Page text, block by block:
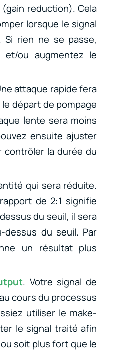
reduction). Cela
lorsque le signal
Si rien ne se passe,
et/ou augmentez le
attaque rapide fera
départ de pompage
lente sera moins
ensuite ajuster
contrôler la durée du
qui sera réduite.
de 2:1 signifie
du seuil, il sera
dessus du seuil. Par
un résultat plus
. Votre signal de
cours du processus
utiliser le make-
le signal traité afin
soit plus fort que le